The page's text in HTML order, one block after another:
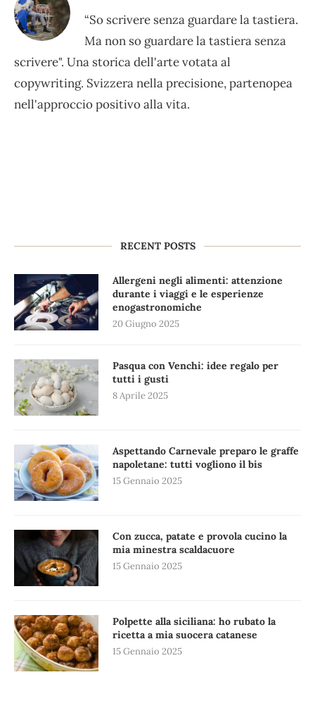
“So scrivere senza guardare la tastiera.
Ma non so guardare la tastiera senza
scrivere". Una storica dell'arte votata al
copywriting. Svizzera nella precisione, partenopea
nell'approccio positivo alla vita.
RECENT POSTS
Allergeni negli alimenti: attenzione
durante i viaggi e le esperienze
enogastronomiche
20 Giugno 2025
Pasqua con Venchi: idee regalo per
tutti i gusti
8 Aprile 2025
Aspettando Carnevale preparo le graffe
napoletane: tutti vogliono il bis
15 Gennaio 2025
Con zucca, patate e provola cucino la
mia minestra scaldacuore
15 Gennaio 2025
Polpette alla siciliana: ho rubato la
ricetta a mia suocera catanese
15 Gennaio 2025